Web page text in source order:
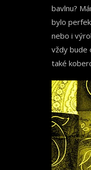
bavlnu?
bylo
nebo i
vždy bude
také